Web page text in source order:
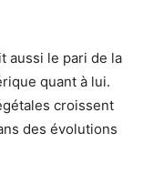
aussi le pari de la
quant à lui.
croissent
des évolutions